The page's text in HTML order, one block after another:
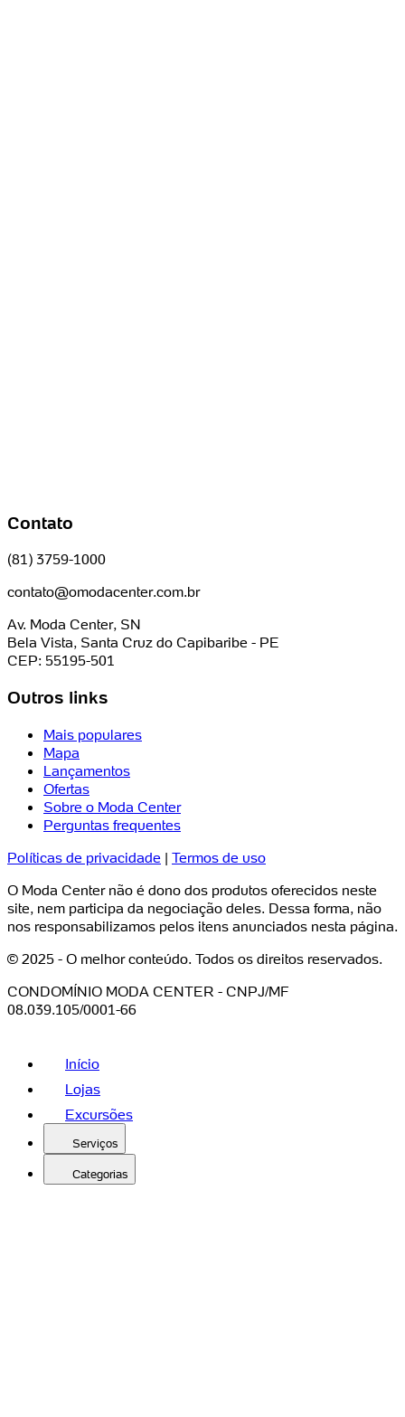
Contato
(81) 3759-1000
contato@omodacenter.com.br
Av. Moda Center, SN
Bela Vista, Santa Cruz do Capibaribe - PE
CEP: 55195-501
Outros links
Mais populares
Mapa
Lançamentos
Ofertas
Sobre o Moda Center
Perguntas frequentes
Políticas de privacidade | Termos de uso
O Moda Center não é dono dos produtos oferecidos neste
site, nem participa da negociação deles. Dessa forma, não
nos responsabilizamos pelos itens anunciados nesta página.
© 2025 - O melhor conteúdo. Todos os direitos reservados.
CONDOMÍNIO MODA CENTER - CNPJ/MF
08.039.105/0001-66
Início
Lojas
Excursões
Serviços
Categorias